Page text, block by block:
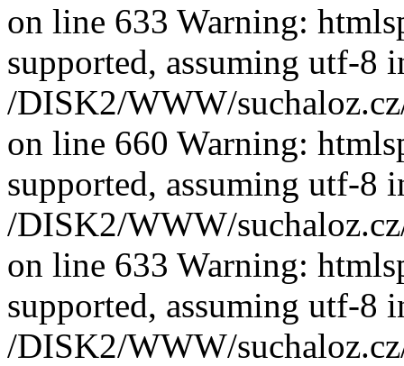
on line 633 Warning:
supported, assuming utf-8
/DISK2/WWW/
on line 660 Warning:
supported, assuming utf-8
/DISK2/WWW/
on line 633 Warning:
supported, assuming utf-8
/DISK2/WWW/